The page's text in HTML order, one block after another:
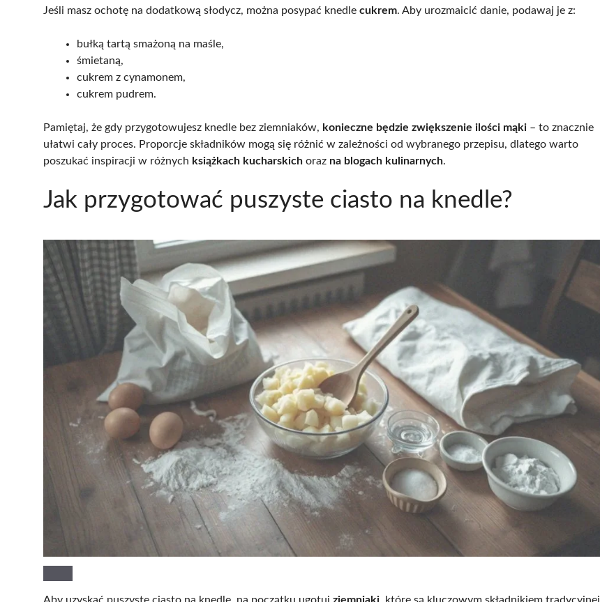
Jeśli masz ochotę na dodatkową słodycz, można posypać knedle cukrem. Aby urozmaicić danie, podawaj je z:
bułką tartą smażoną na maśle,
śmietaną,
cukrem z cynamonem,
cukrem pudrem.
Pamiętaj, że gdy przygotowujesz knedle bez ziemniaków, konieczne będzie zwiększenie ilości mąki – to znacznie
ułatwi cały proces. Proporcje składników mogą się różnić w zależności od wybranego przepisu, dlatego warto
poszukać inspiracji w różnych książkach kucharskich oraz na blogach kulinarnych.
Jak przygotować puszyste ciasto na knedle?